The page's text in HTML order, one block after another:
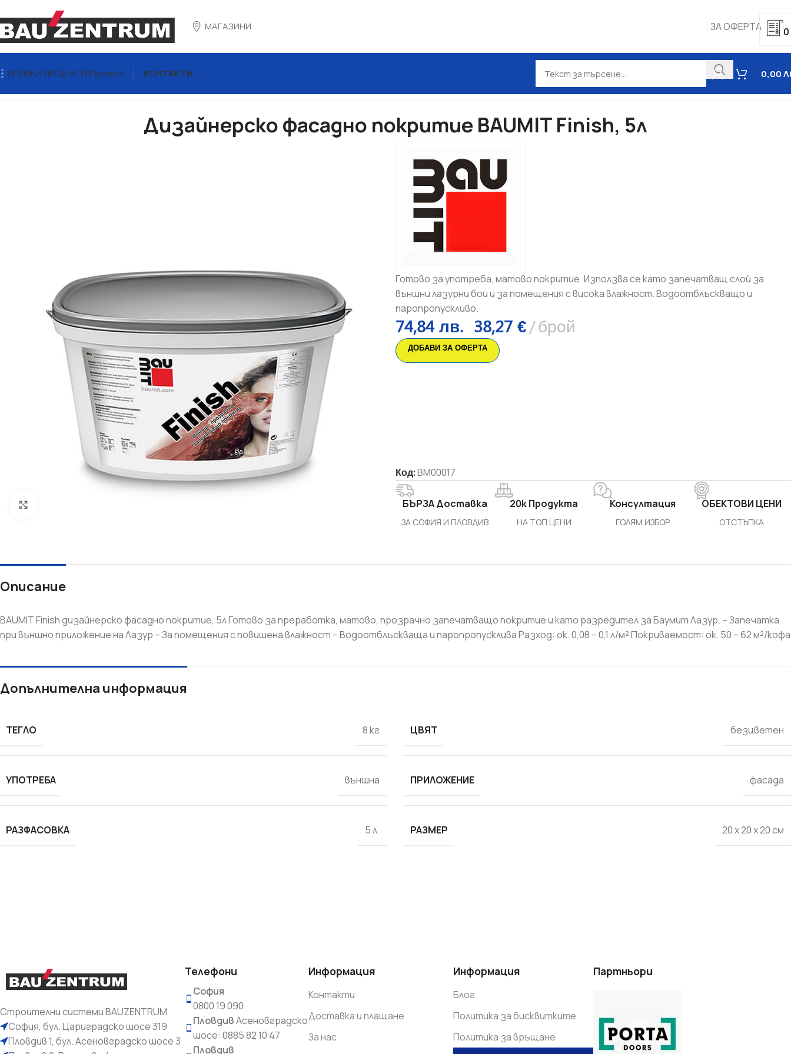
МАГАЗИНИ ЗА ОФЕРТА 0
ВСИЧКИ ПРОДУКТИ
СУХО СТРОИТЕЛСТВО
Гипсокартон
Профили
Аксесоари
ТОПЛОИЗОЛАЦИЯ
Каменна вата
Лепила и шпакловки
СТРОИТЕЛНИ СМЕСИ
Лепила и шпакловки за
Мазилки
Машинни мазилки
Препарати и добавки
Проект КОНТАКТИ 0,00
Дизайнерско фасадно покритие BAUMIT Finish, 5л
Готово за употреба, матово покритие. Използва се като запечатващ слой за
външни лазурни бои и за помещения с висока влажност. Водоотблъскващо и
паропропускливо.
74,84лв. 38,27 € брой
ДОБАВИ ЗА ОФЕРТА
Код:BM00017
БЪРЗА Доставка
ЗА СОФИЯ И ПЛОВДИВ
20k Продукта
НА ТОП ЦЕНИ
Консултация
ГОЛЯМ ИЗБОР
ОБЕКТОВИ ЦЕНИ
ОТСТЪПКА
Описание
BAUMIT Finish дизайнерско фасадно покритие, 5л Готово за преработка, матово, прозрачно запечатващо покритие и като разредител за Баумит Лазур. – Запечатка
при външно приложение на Лазур – За помещения с повишена влажност – Водоотблъскваща и паропропусклива Разход: ок. 0,08 – 0,1 л/м² Покриваемост: ок. 50 – 62 м²/кофа
Допълнителна информация
ТЕГЛО 8 кг ЦВЯТ безцветен
УПОТРЕБА външна ПРИЛОЖЕНИЕ фасада
РАЗФАСОВКА 5 л. РАЗМЕР 20 x 20 x 20 см
Строителни системи BAUZENTRUM
София, бул. Цариградско шосе 319
Пловдив 1, бул. Асеновградско шосе 3
Телефони
София
0800 19 090
ПловдивАсеновградско
шосе: 0885 82 10 47
Пловдив
Информация
Контакти
Доставка и плащане
За нас
Информация
Блог
Политика за бисквитките
Политика за връщане
Партньори